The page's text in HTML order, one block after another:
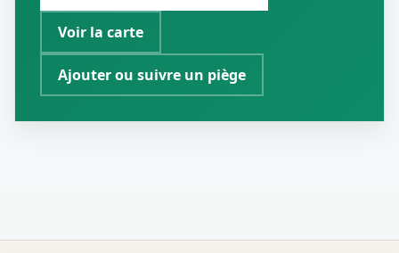
Voir la carte
Ajouter ou suivre un piège